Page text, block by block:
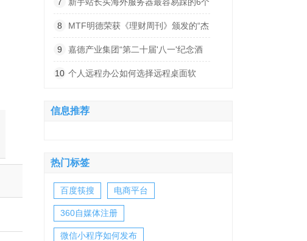
坑
8 MTF明德荣获《理财周刊》颁发的“杰
出卓越赞助商”奖项
9 嘉德产业集团“第二十届'八一'纪念酒
会暨60-80年代梅县地区军分区丰顺武装
10 个人远程办公如何选择远程桌面软
信息推荐
热门标签
百度筷搜 电商平台
360自媒体注册
微信小程序如何发布